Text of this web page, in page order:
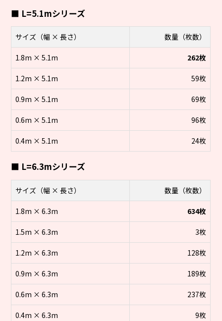
■ L=5.1mシリーズ
サイズ（幅 × 長さ） 数量（枚数）
1.8m × 5.1m 262枚
1.2m × 5.1m 59枚
0.9m × 5.1m 69枚
0.6m × 5.1m 96枚
0.4m × 5.1m 24枚
■ L=6.3mシリーズ
サイズ（幅 × 長さ） 数量（枚数）
1.8m × 6.3m 634枚
1.5m × 6.3m 3枚
1.2m × 6.3m 128枚
0.9m × 6.3m 189枚
0.6m × 6.3m 237枚
0.4m × 6.3m 9枚